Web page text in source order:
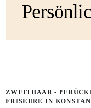
ZWEITHAAR -
FRISEURE IN